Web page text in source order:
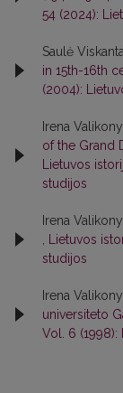
54 (2024):
Saulė
in 15th-16th
(2004):
Irena
of the Grand
Lietuvos
studijos
Irena
Lietuvos
studijos
Irena
universiteto
Vol. 6